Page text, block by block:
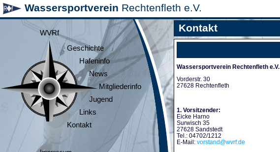
Wassersportverein Rechtenfleth e.V.
WVRf
Geschichte
Hafeninfo
News
Mitgliederinfo
Jugend
Links
Kontakt
Kontakt
Wassersportverein Rechtenfleth e.V.
Vorderstr. 30
27628 Rechtenfleth
1. Vorsitzender:
Eicke Harno
Surwisch 35
27628 Sandstedt
Tel.: 04702/1212
E-Mail: vorstand@wvrf.de